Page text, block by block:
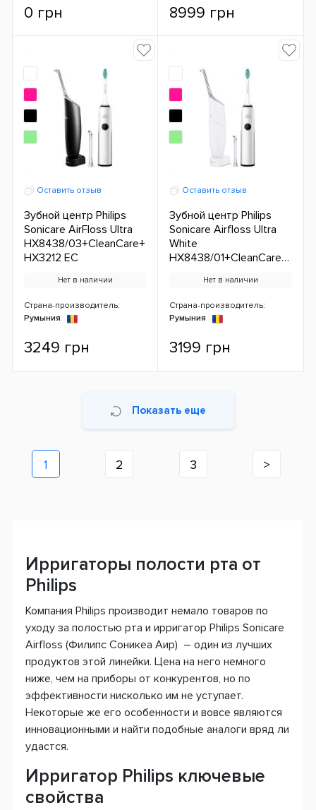
0 грн 8999 грн
Оставить отзыв
Зубной центр Philips
Sonicare AirFloss Ultra
HX8438/03+CleanCare+
HX3212 ЕС
Нет в наличии
Страна-производитель:
Румыния
3249 грн
Оставить отзыв
Зубной центр Philips
Sonicare Airfloss Ultra
White
HX8438/01+CleanCare+
Нет в наличии
Страна-производитель:
Румыния
3199 грн
Показать еще
1 2 3 >
Ирригаторы полости рта от
Philips
Компания Philips производит немало товаров по
уходу за полостью рта и ирригатор Philips Sonicare
Airfloss (Филипс Cоникеа Аир) – один из лучших
продуктов этой линейки. Цена на него немного
ниже, чем на приборы от конкурентов, но по
эффективности нисколько им не уступает.
Некоторые же его особенности и вовсе являются
инновационными и найти подобные аналоги вряд ли
удастся.
Ирригатор Philips ключевые
свойства